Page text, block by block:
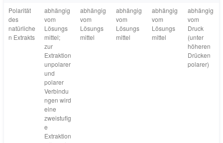
Polarität
des
natürliche
n Extrakts
abhängig
vom
Lösungs
mittel;
zur
Extraktion
unpolarer
und
polarer
Verbindu
ngen wird
eine
zweistufig
e
Extraktion
abhängig
vom
Lösungs
mittel
abhängig
vom
Lösungs
mittel
abhängig
vom
Lösungs
mittel
abhängig
vom
Druck
(unter
höheren
Drücken
polarer)